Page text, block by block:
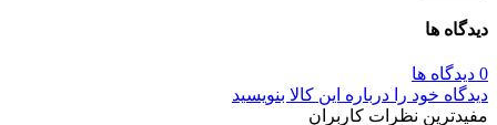
دیدگاه ها
0 دیدگاه ها
دیدگاه خود را درباره این کالا بنویسید
مفیدترین نظرات کاربران